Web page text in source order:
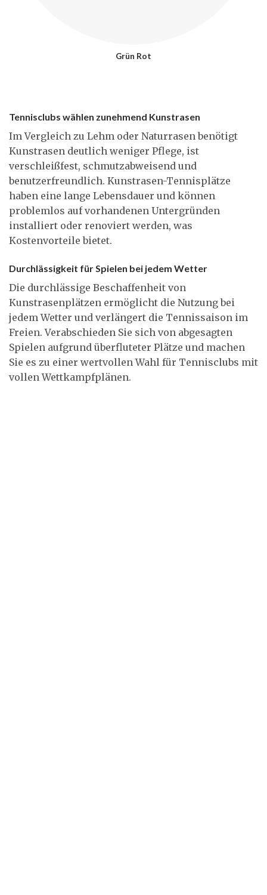
Grün Rot
Tennisclubs wählen zunehmend Kunstrasen
Im Vergleich zu Lehm oder Naturrasen benötigt
Kunstrasen deutlich weniger Pflege, ist
verschleißfest, schmutzabweisend und
benutzerfreundlich. Kunstrasen-Tennisplätze
haben eine lange Lebensdauer und können
problemlos auf vorhandenen Untergründen
installiert oder renoviert werden, was
Kostenvorteile bietet.
Durchlässigkeit für Spielen bei jedem Wetter
Die durchlässige Beschaffenheit von
Kunstrasenplätzen ermöglicht die Nutzung bei
jedem Wetter und verlängert die Tennissaison im
Freien. Verabschieden Sie sich von abgesagten
Spielen aufgrund überfluteter Plätze und machen
Sie es zu einer wertvollen Wahl für Tennisclubs mit
vollen Wettkampfplänen.